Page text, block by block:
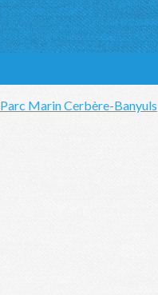
Parc Marin Cerbère-Banyuls